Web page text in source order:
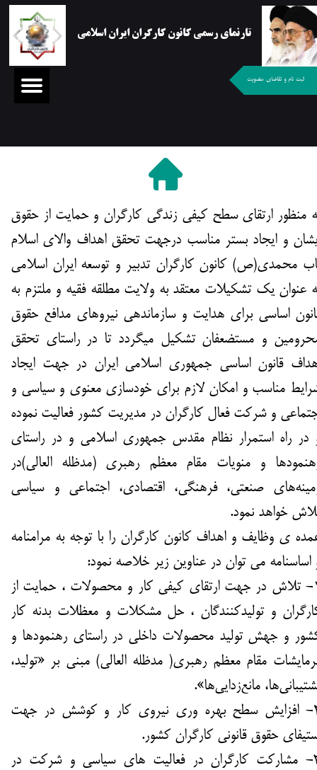
ثبت نام و تقاضای عضویت
تارنمای رسمی کانون کارگران ایران اسلامی
منظور ارتقای سطح کیفی زندگی کارگران و حمایت از حقوق
و ایجاد بستر مناسب درجهت تحقق اهداف والای اسلام
محمدی(ص) کانون کارگران تدبیر و توسعه ایران اسلامی
عنوان يك تشكيلات معتقد به ولايت مطلقه فقيه و ملتزم‌ به
اساسي‌ براي هدايت و سازماندهي نيروهاي مدافع حقوق
و مستضعفان تشكيل ميگردد تا در راستاي تحقق
قانون اساسي جمهوري اسلامي ايران در جهت ايجاد
مناسب و امكان لازم براي خودسازي معنوي و سياسي و
و شركت فعال كارگران در مدیریت كشور فعاليت نموده
در راه استمرار نظام مقدس جمهوری اسلامی و در راستای
و منویات مقام معظم رهبری (مدظله العالی)در
صنعتي، فرهنگي، اقتصادي، اجتماعي‌ و سياسي‌
خواهد نمود.
ی وظایف و اهداف کانون کارگران را با توجه به مرامنامه
اساسنامه می توان در عناوین زیر خلاصه نمود:
1- تلاش در جهت ارتقای کیفی کار و محصولات ، حمایت از
و تولیدکنندگان ، حل مشکلات و معظلات بدنه کار
و جهش تولید محصولات داخلی در راستای رهنمودها و
مقام معظم رهبری( مدظله العالی) مبنی بر «تولید،
مانع‌زدایی‌ها».
2- افزایش سطح بهره وری نیروی کار و کوشش در جهت
حقوق قانونی کارگران کشور.
3- مشارکت کارگران در فعالیت های سیاسی و شرکت در